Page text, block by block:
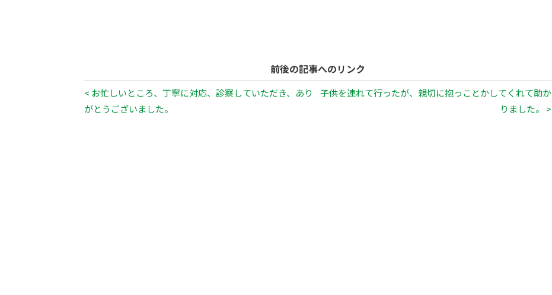
前後の記事へのリンク
< お忙しいところ、丁寧に対応、診察していただき、あり
がとうございました。
子供を連れて行ったが、親切に抱っことかしてくれて助か
りました。 >